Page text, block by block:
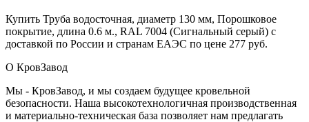
Купить Труба водосточная, диаметр 130 мм, Порошковое
покрытие, длина 0.6 м., RAL 7004 (Сигнальный серый) с
доставкой по России и странам ЕАЭС по цене 277 руб.
О КровЗавод
Мы - КровЗавод, и мы создаем будущее кровельной
безопасности. Наша высокотехнологичная производственная
и материально-техническая база позволяет нам предлагать